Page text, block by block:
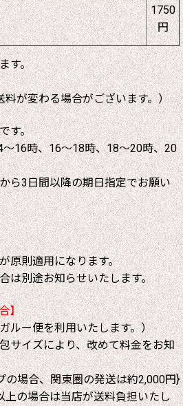
1750
円
す。
が変わる場合がございます。）
す。
16時、16～18時、18～20時、20
ら3日間以降の期日指定でお願い
原則適用になります。
は別途お知らせいたします。
】
ー便を利用いたします。）
サイズにより、改めて料金をお知
場合、関東圏の発送は約2,000円}
上の場合は当店が送料負担いたし